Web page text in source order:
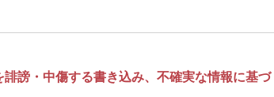
謗・中傷する書き込み、不確実な情報に基